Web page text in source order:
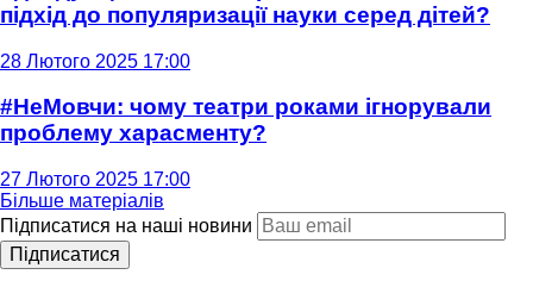
підхід до популяризації науки серед дітей?
28 Лютого 2025 17:00
#НеМовчи: чому театри роками ігнорували
проблему харасменту?
27 Лютого 2025 17:00
Більше матеріалів
Підписатися на наші новини
Підписатися